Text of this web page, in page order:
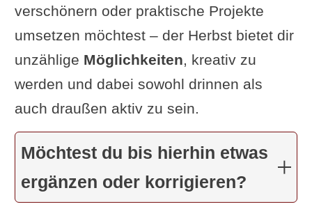
verschönern oder praktische Projekte
umsetzen möchtest – der Herbst bietet dir
unzählige Möglichkeiten, kreativ zu
werden und dabei sowohl drinnen als
auch draußen aktiv zu sein.
Möchtest du bis hierhin etwas
ergänzen oder korrigieren?